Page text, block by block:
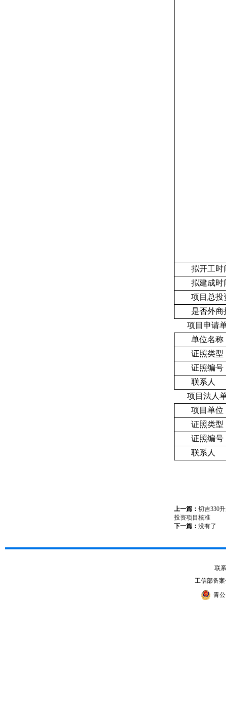
拟开工时
拟建成时
项目总投
是否外商
项目申请
单位名称
证照类型
证照编号
联系人
项目法人
项目单位
证照类型
证照编号
联系人
上一篇： 切吉330
投资项目核准
下一篇： 没有了
联
工信部备
青公